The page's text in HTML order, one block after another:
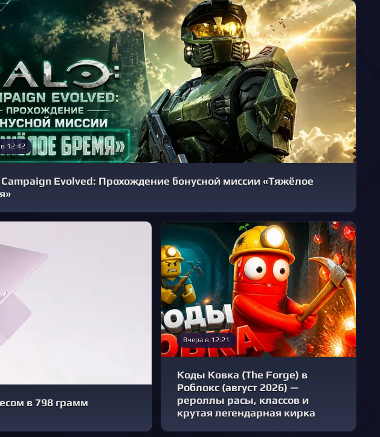
12:42
Evolved: Прохождение бонусной миссии «Тяжёлое
в 798 грамм
Вчера в 12:21
Коды Ковка (The Forge) в
Роблокс (август 2026) —
рероллы расы, классов и
крутая легендарная кирка